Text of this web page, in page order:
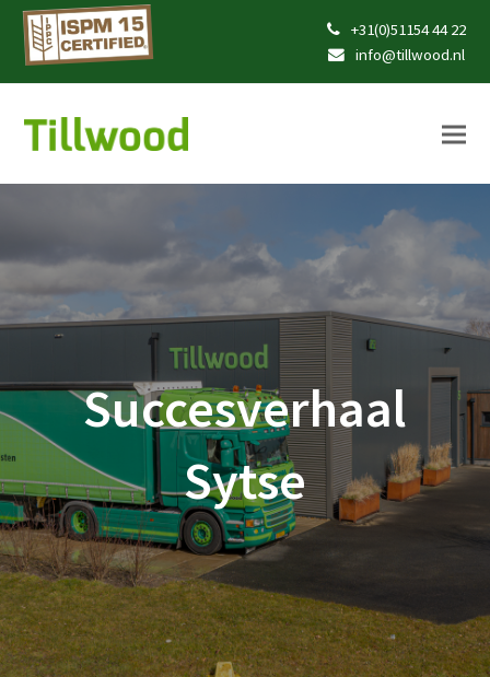
+31(0)51154 44 22
info@tillwood.nl
Succesverhaal
Sytse